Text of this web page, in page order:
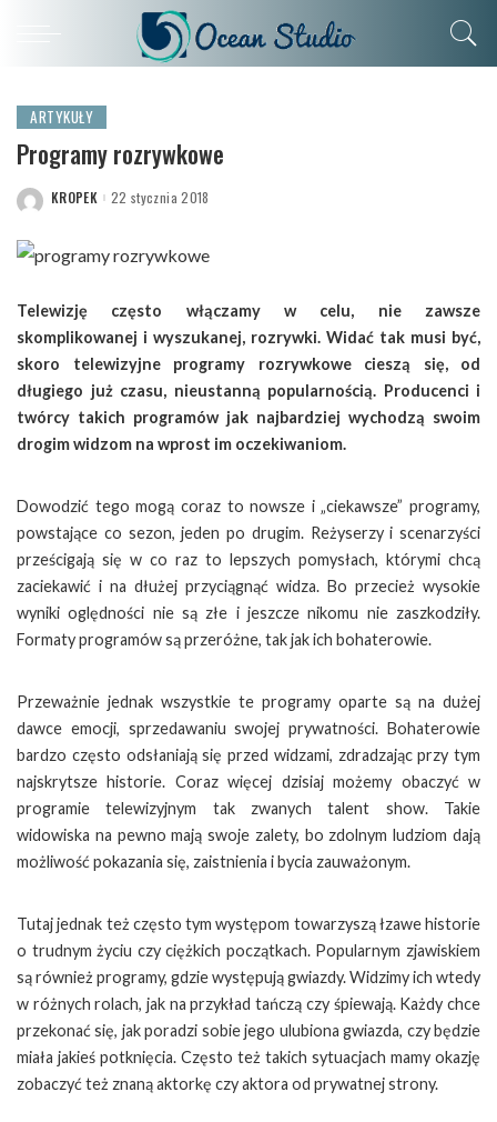
ARTYKUŁY
Programy rozrywkowe
POSTED
KROPEK 22 stycznia 2018
Telewizję często włączamy w celu, nie zawsze
skomplikowanej i wyszukanej, rozrywki. Widać tak musi być,
skoro telewizyjne programy rozrywkowe cieszą się, od
długiego już czasu, nieustanną popularnością. Producenci i
twórcy takich programów jak najbardziej wychodzą swoim
drogim widzom na wprost im oczekiwaniom.
Dowodzić tego mogą coraz to nowsze i „ciekawsze” programy,
powstające co sezon, jeden po drugim. Reżyserzy i scenarzyści
prześcigają się w co raz to lepszych pomysłach, którymi chcą
zaciekawić i na dłużej przyciągnąć widza. Bo przecież wysokie
wyniki oględności nie są złe i jeszcze nikomu nie zaszkodziły.
Formaty programów są przeróżne, tak jak ich bohaterowie.
Przeważnie jednak wszystkie te programy oparte są na dużej
dawce emocji, sprzedawaniu swojej prywatności. Bohaterowie
bardzo często odsłaniają się przed widzami, zdradzając przy tym
najskrytsze historie. Coraz więcej dzisiaj możemy obaczyć w
programie telewizyjnym tak zwanych talent show. Takie
widowiska na pewno mają swoje zalety, bo zdolnym ludziom dają
możliwość pokazania się, zaistnienia i bycia zauważonym.
Tutaj jednak też często tym występom towarzyszą łzawe historie
o trudnym życiu czy ciężkich początkach. Popularnym zjawiskiem
są również programy, gdzie występują gwiazdy. Widzimy ich wtedy
w różnych rolach, jak na przykład tańczą czy śpiewają. Każdy chce
przekonać się, jak poradzi sobie jego ulubiona gwiazda, czy będzie
miała jakieś potknięcia. Często też takich sytuacjach mamy okazję
zobaczyć też znaną aktorkę czy aktora od prywatnej strony.